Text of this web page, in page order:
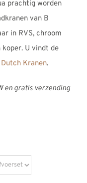
prachtig worden
van B
in RVS, chroom
U vindt de
Kranen.
en gratis verzending